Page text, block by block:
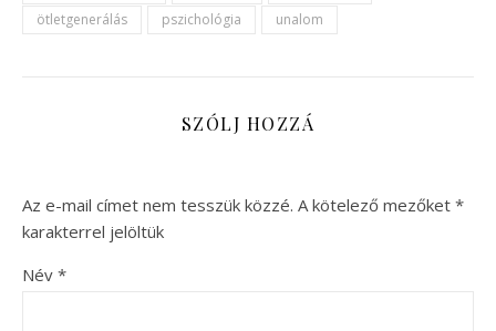
ötletgenerálás
pszichológia unalom
SZÓLJ HOZZÁ
Az e-mail címet nem tesszük közzé. A kötelező mezőket *
karakterrel jelöltük
Név *